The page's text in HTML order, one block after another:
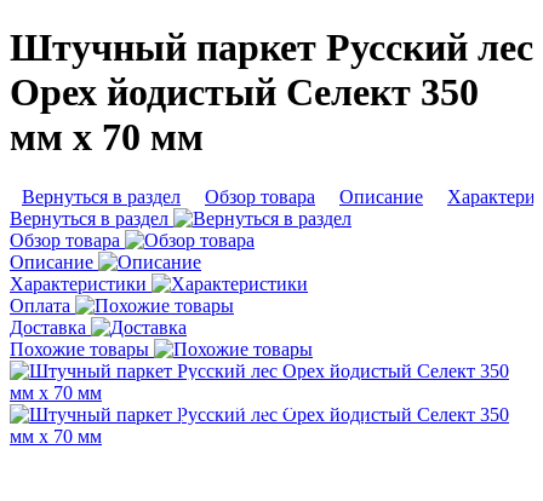
Штучный паркет Русский лес
Орех йодистый Селект 350
мм х 70 мм
Вернуться в раздел Обзор товара Описание
Вернуться в раздел
Обзор товара
Описание
Характеристики
Оплата
Доставка
Похожие товары
Подробнее
Подробнее